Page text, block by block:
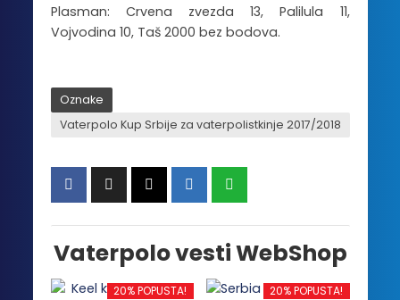
Plasman: Crvena zvezda 13, Palilula 11,
Vojvodina 10, Taš 2000 bez bodova.
Oznake
Vaterpolo Kup Srbije za vaterpolistkinje 2017/2018
Vaterpolo vesti WebShop
20% POPUSTA! 20% POPUSTA!